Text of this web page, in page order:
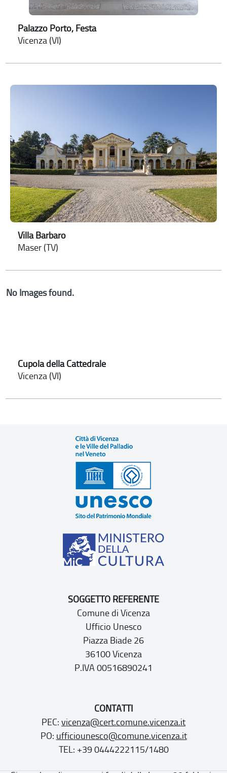
Palazzo Porto, Festa
Vicenza (VI)
Villa Barbaro
Maser (TV)
No Images found.
Cupola della Cattedrale
Vicenza (VI)
SOGGETTO REFERENTE
Comune di Vicenza
Ufficio Unesco
Piazza Biade 26
36100 Vicenza
P.IVA 00516890241
CONTATTI
PEC: vicenza@cert.comune.vicenza.it
PO: ufficiounesco@comune.vicenza.it
TEL: +39 0444222115/1480